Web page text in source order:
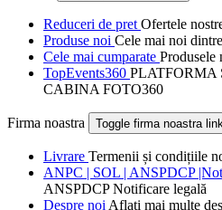
Reduceri de pretOfertele
Produse noi Cele mai noi
Cele mai cumparate Produsele
TopEvents360 PLATFORMA
CABINA FOTO360
Firma noastra Toggle firma noastra
Livrare Termenii și condițiile
ANPC | SOL | ANSPDCP
ANSPDCP Notificare legală
Despre noiAflați mai multe